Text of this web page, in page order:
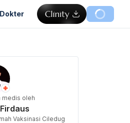
medis oleh
Vaksinasi Ciledug